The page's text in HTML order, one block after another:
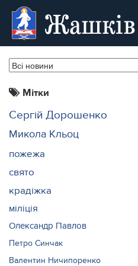
Жашків
Мітки
Сергій Дорошенко
Микола Кльоц
пожежа
свято
крадіжка
міліція
Олександр Павлов
Петро Синчак
Валентин Ничипоренко